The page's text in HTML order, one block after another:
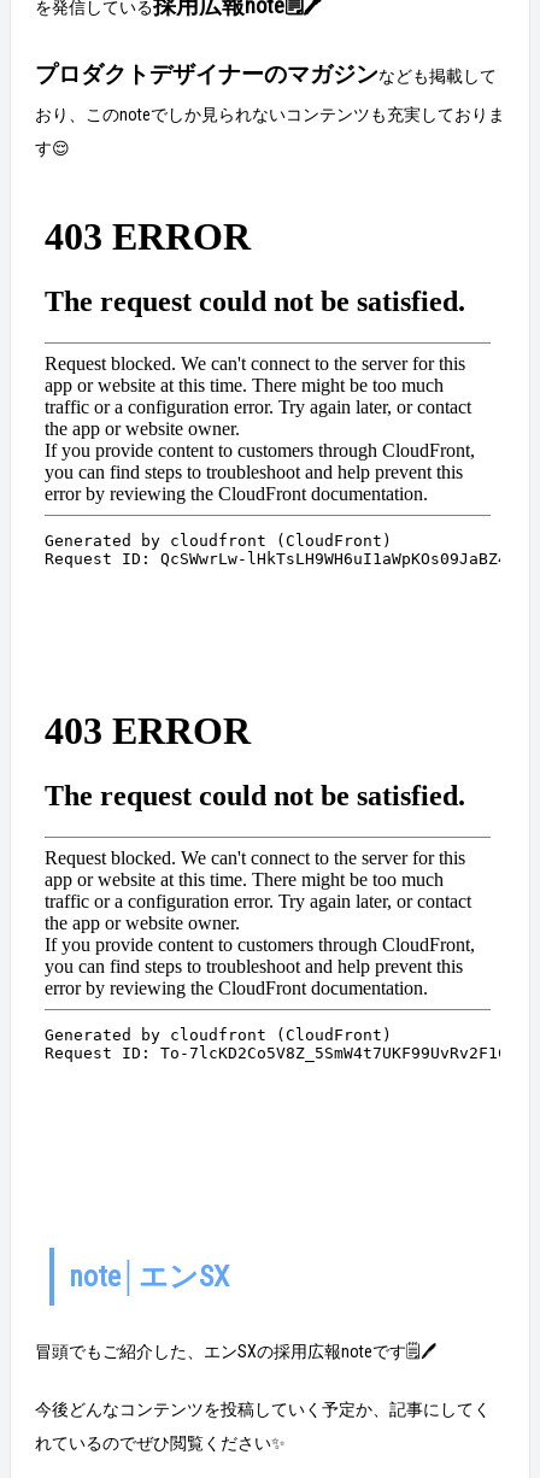
を発信している採用広報note🗒️🖊️
プロダクトデザイナーのマガジンなども掲載して
おり、このnoteでしか見られないコンテンツも充実しておりま
す😌
note│エンSX
冒頭でもご紹介した、エンSXの採用広報noteです🗒️🖊️
今後どんなコンテンツを投稿していく予定か、記事にしてく
れているのでぜひ閲覧ください✨